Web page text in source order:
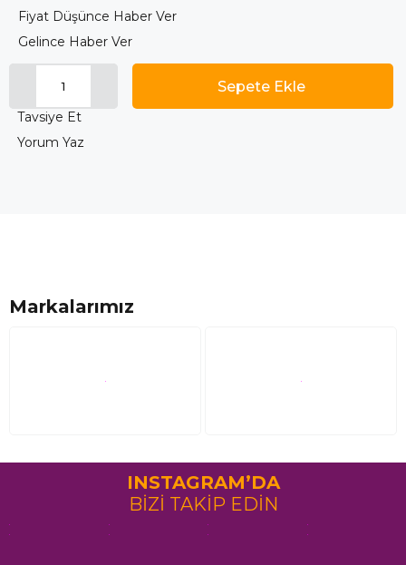
Fiyat Düşünce Haber Ver
Gelince Haber Ver
Tavsiye Et
Yorum Yaz
Markalarımız
INSTAGRAM’DA
BİZİ TAKİP EDİN